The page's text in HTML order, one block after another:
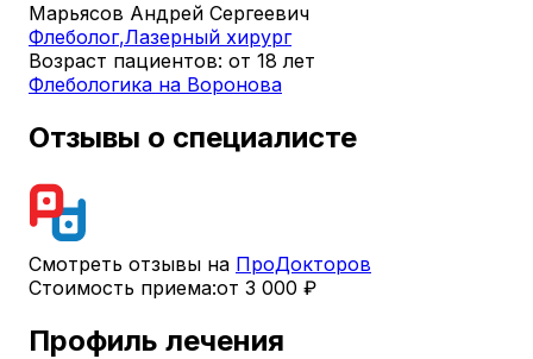
Марьясов Андрей Сергеевич
Флеболог,Лазерный хирург
Возраст пациентов: от 18 лет
Флебологика на Воронова
Отзывы о специалисте
Смотреть отзывы на ПроДокторов
Стоимость приема:от 3 000 ₽
Профиль лечения